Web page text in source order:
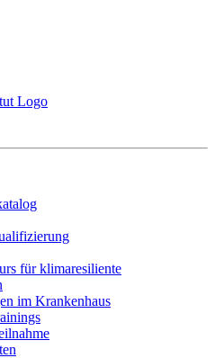
für klimaresiliente
im Krankenhaus